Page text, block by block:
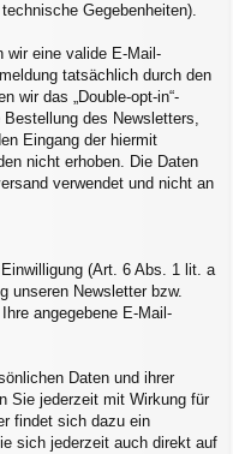
Gegebenheiten).
wir eine valide E-Mail-
tatsächlich durch den
wir das „Double-opt-in“-
des Newsletters,
Eingang der hiermit
nicht erhoben. Die Daten
verwendet und nicht an
(Art. 6 Abs. 1 lit. a
unseren Newsletter bzw.
angegebene E-Mail-
Daten und ihrer
Sie jederzeit mit Wirkung für
findet sich dazu ein
sich jederzeit auch direkt auf